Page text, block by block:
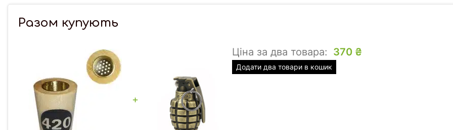
Разом купують
+
Ціна за два товара: 370 ₴
Додати два товари в кошик